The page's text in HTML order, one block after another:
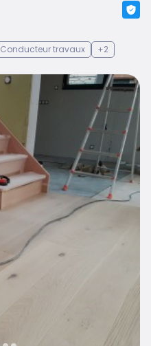
Conducteur travaux +2